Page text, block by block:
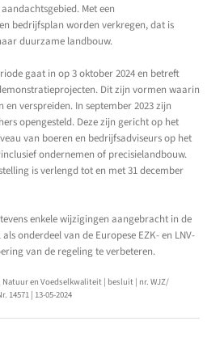
Met een
bedrijfsplan worden verkregen, dat is
duurzame landbouw.
gaat in op 3 oktober 2024 en betreft
Dit zijn vormen waarin
en verspreiden. In september 2023 zijn
opengesteld. Deze zijn gericht op het
van boeren en bedrijfsadviseurs op het
ondernemen of precisielandbouw.
is verlengd tot en met 31 december
enkele wijzigingen aangebracht in de
onderdeel van de Europese EZK- en LNV-
van de regeling te verbeteren.
en Voedselkwaliteit | besluit | nr. WJZ/
14571 | 13-05-2024